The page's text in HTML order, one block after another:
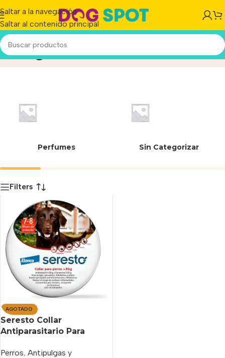
Saltar a la navegación
Saltar al contenido principal
70 kgInicio/Producto
Perfumes Sin Categorizar
Filters
AGOTADO
Seresto Collar
Antiparasitario Para
Perros, Antipulgas y